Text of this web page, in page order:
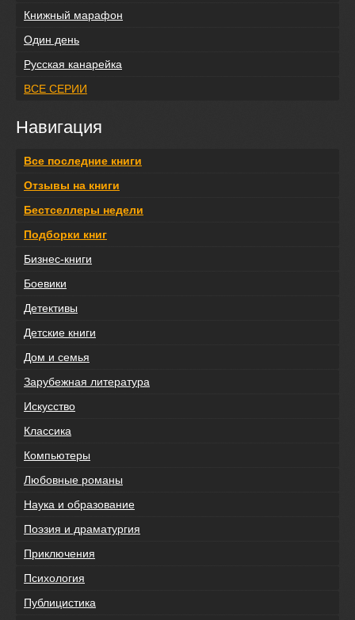
Книжный марафон
Один день
Русская канарейка
ВСЕ СЕРИИ
Навигация
Все последние книги
Отзывы на книги
Бестселлеры недели
Подборки книг
Бизнес-книги
Боевики
Детективы
Детские книги
Дом и семья
Зарубежная литература
Искусство
Классика
Компьютеры
Любовные романы
Наука и образование
Поэзия и драматургия
Приключения
Психология
Публицистика